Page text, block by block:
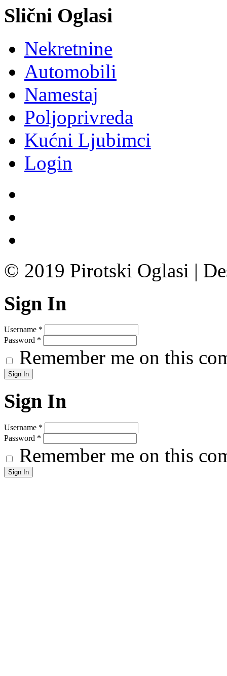
Slični Oglasi
Nekretnine
Automobili
Namestaj
Poljoprivreda
Kućni Ljubimci
Login
© 2019 Pirotski Oglasi |
Sign In
Username *
Password *
Remember me on this
Sign In
Username *
Password *
Remember me on this